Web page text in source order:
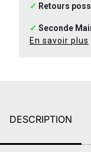
✓ Retours
✓ Seconde
En savoir plus
DESCRIPTION